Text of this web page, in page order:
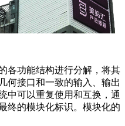
功能结构进行分解，将其
何接口和一致的输入、输出
中可以重复使用和互换，通
终的模块化标识。模块化的